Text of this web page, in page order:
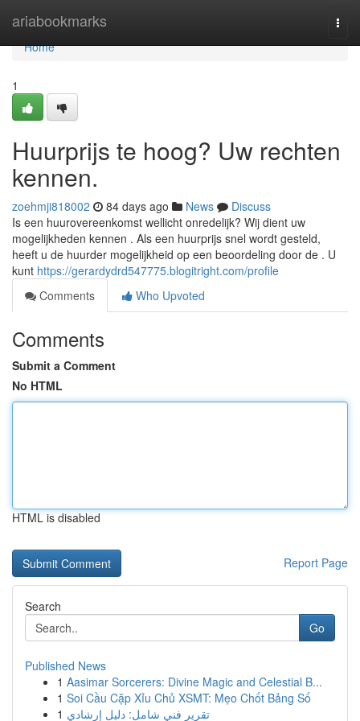
ariabookmarks
Home
Home
1
Huurprijs te hoog? Uw rechten
kennen.
zoehmji818002 84 days ago News
Discuss
Is een huurovereenkomst wellicht onredelijk? Wij dient uw
mogelijkheden kennen . Als een huurprijs snel wordt gesteld,
heeft u de huurder mogelijkheid op een beoordeling door de . U
kunt https://gerardydrd547775.blogitright.com/profile
Comments
Who Upvoted
Comments
Submit a Comment
No HTML
HTML is disabled
Report Page
Search
Go
Published News
1 Aasimar Sorcerers: Divine Magic and Celestial B...
1 Soi Cầu Cặp Xỉu Chủ XSMT: Mẹo Chốt Bảng Số
1 تقرير فني شامل: دليل إرشادي